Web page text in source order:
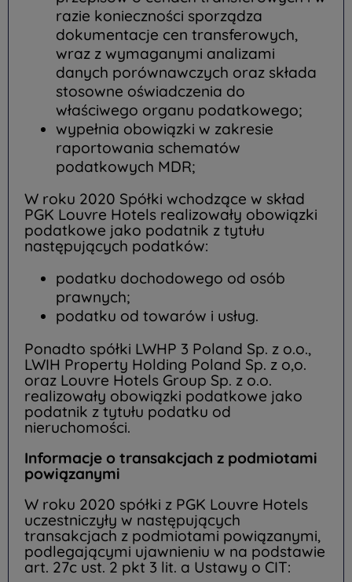
razie konieczności sporządza
dokumentacje cen transferowych,
wraz z wymaganymi analizami
danych porównawczych oraz składa
stosowne oświadczenia do
właściwego organu podatkowego;
wypełnia obowiązki w zakresie
raportowania schematów
podatkowych MDR;
W roku 2020 Spółki wchodzące w skład
PGK Louvre Hotels realizowały obowiązki
podatkowe jako podatnik z tytułu
następujących podatków:
podatku dochodowego od osób
prawnych;
podatku od towarów i usług.
Ponadto spółki LWHP 3 Poland Sp. z o.o.,
LWIH Property Holding Poland Sp. z o,o.
oraz Louvre Hotels Group Sp. z o.o.
realizowały obowiązki podatkowe jako
podatnik z tytułu podatku od
nieruchomości.
Informacje o transakcjach z podmiotami
powiązanymi
W roku 2020 spółki z PGK Louvre Hotels
uczestniczyły w następujących
transakcjach z podmiotami powiązanymi,
podlegającymi ujawnieniu w na podstawie
art. 27c ust. 2 pkt 3 lit. a Ustawy o CIT: